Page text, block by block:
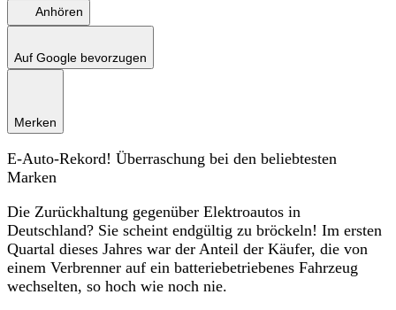
Anhören
Auf Google bevorzugen
Merken
E-Auto-Rekord! Überraschung bei den beliebtesten
Marken
Die Zurückhaltung gegenüber Elektroautos in
Deutschland? Sie scheint endgültig zu bröckeln! Im ersten
Quartal dieses Jahres war der Anteil der Käufer, die von
einem Verbrenner auf ein batteriebetriebenes Fahrzeug
wechselten, so hoch wie noch nie.